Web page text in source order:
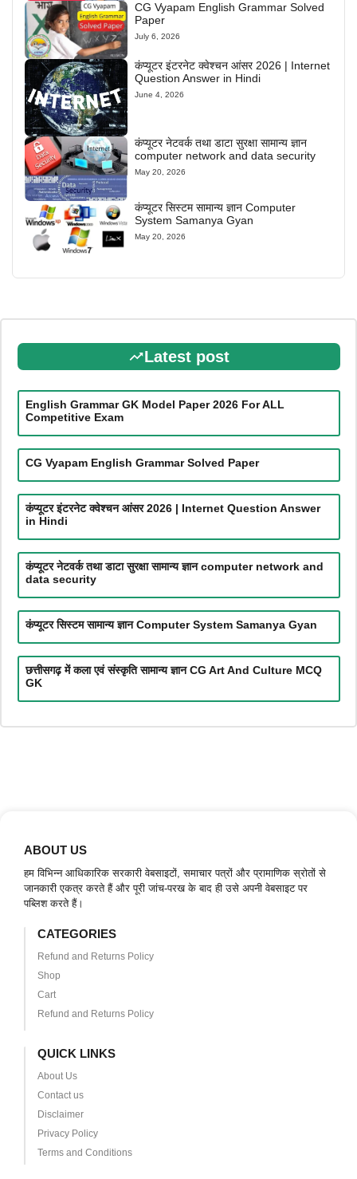
CG Vyapam English Grammar Solved
Paper
July 6, 2026
कंप्यूटर इंटरनेट क्वेश्चन आंसर 2026 | Internet
Question Answer in Hindi
June 4, 2026
कंप्यूटर नेटवर्क तथा डाटा सुरक्षा सामान्य ज्ञान
computer network and data security
May 20, 2026
कंप्यूटर सिस्टम सामान्य ज्ञान Computer
System Samanya Gyan
May 20, 2026
Latest post
English Grammar GK Model Paper 2026 For ALL
Competitive Exam
CG Vyapam English Grammar Solved Paper
कंप्यूटर इंटरनेट क्वेश्चन आंसर 2026 | Internet Question Answer
in Hindi
कंप्यूटर नेटवर्क तथा डाटा सुरक्षा सामान्य ज्ञान computer network and
data security
कंप्यूटर सिस्टम सामान्य ज्ञान Computer System Samanya Gyan
छत्तीसगढ़ में कला एवं संस्कृति सामान्य ज्ञान CG Art And Culture MCQ
GK
ABOUT US
हम विभिन्न आधिकारिक सरकारी वेबसाइटों, समाचार पत्रों और प्रामाणिक स्रोतों से
जानकारी एकत्र करते हैं और पूरी जांच-परख के बाद ही उसे अपनी वेबसाइट पर
पब्लिश करते हैं।
CATEGORIES
Refund and Returns Policy
Shop
Cart
Refund and Returns Policy
QUICK LINKS
About Us
Contact us
Disclaimer
Privacy Policy
Terms and Conditions